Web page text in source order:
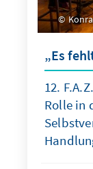
„Es
12.
Rolle in